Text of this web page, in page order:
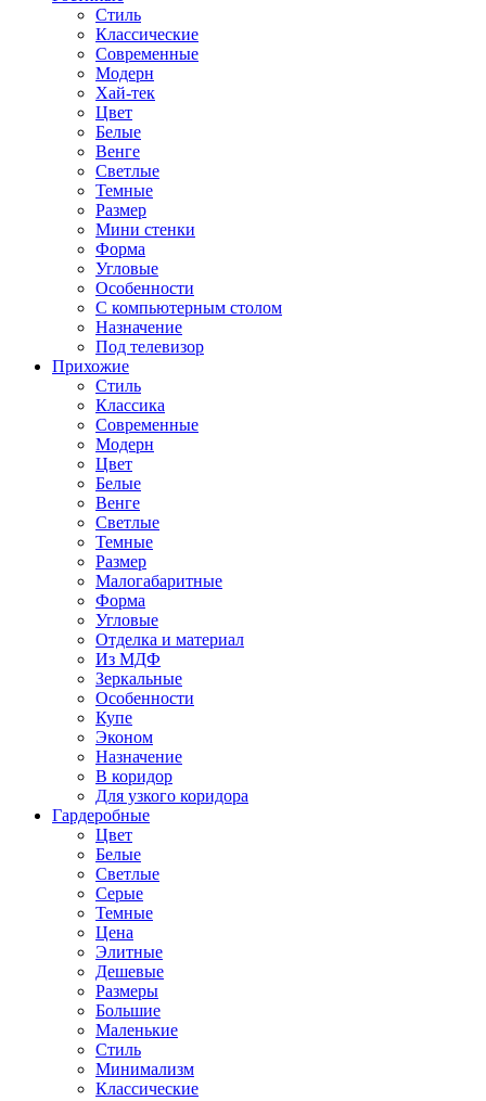
Стиль
Классические
Современные
Модерн
Хай-тек
Цвет
Белые
Венге
Светлые
Темные
Размер
Мини стенки
Форма
Угловые
Особенности
С компьютерным столом
Назначение
Под телевизор
Прихожие
Стиль
Классика
Современные
Модерн
Цвет
Белые
Венге
Светлые
Темные
Размер
Малогабаритные
Форма
Угловые
Отделка и материал
Из МДФ
Зеркальные
Особенности
Купе
Эконом
Назначение
В коридор
Для узкого коридора
Гардеробные
Цвет
Белые
Светлые
Серые
Темные
Цена
Элитные
Дешевые
Размеры
Большие
Маленькие
Стиль
Минимализм
Классические